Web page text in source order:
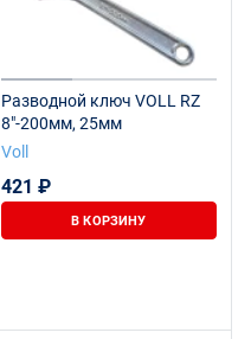
Разводной ключ VOLL RZ
8"-200мм, 25мм
Voll
421 ₽
В КОРЗИНУ